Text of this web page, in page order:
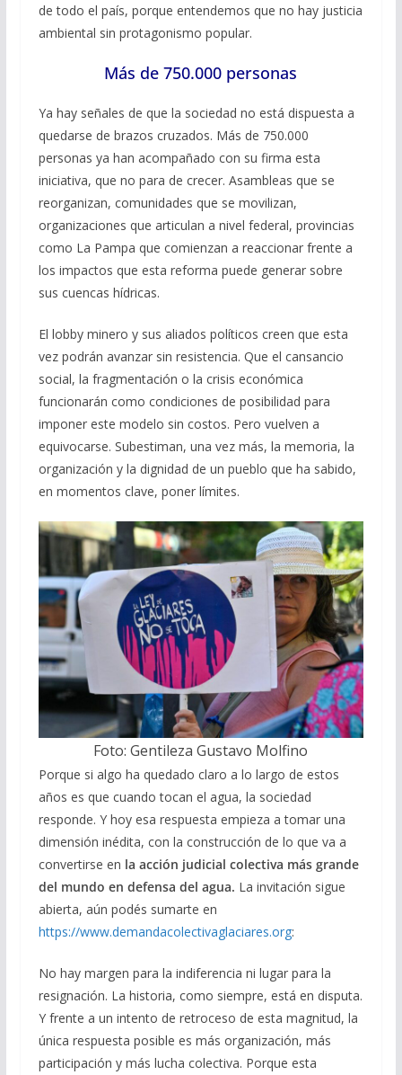
de todo el país, porque entendemos que no hay justicia
ambiental sin protagonismo popular.
Más de 750.000 personas
Ya hay señales de que la sociedad no está dispuesta a
quedarse de brazos cruzados. Más de 750.000
personas ya han acompañado con su firma esta
iniciativa, que no para de crecer. Asambleas que se
reorganizan, comunidades que se movilizan,
organizaciones que articulan a nivel federal, provincias
como La Pampa que comienzan a reaccionar frente a
los impactos que esta reforma puede generar sobre
sus cuencas hídricas.
El lobby minero y sus aliados políticos creen que esta
vez podrán avanzar sin resistencia. Que el cansancio
social, la fragmentación o la crisis económica
funcionarán como condiciones de posibilidad para
imponer este modelo sin costos. Pero vuelven a
equivocarse. Subestiman, una vez más, la memoria, la
organización y la dignidad de un pueblo que ha sabido,
en momentos clave, poner límites.
Foto: Gentileza Gustavo Molfino
Porque si algo ha quedado claro a lo largo de estos
años es que cuando tocan el agua, la sociedad
responde. Y hoy esa respuesta empieza a tomar una
dimensión inédita, con la construcción de lo que va a
convertirse en la acción judicial colectiva más grande
del mundo en defensa del agua. La invitación sigue
abierta, aún podés sumarte en
https://www.demandacolectivaglaciares.org:
No hay margen para la indiferencia ni lugar para la
resignación. La historia, como siempre, está en disputa.
Y frente a un intento de retroceso de esta magnitud, la
única respuesta posible es más organización, más
participación y más lucha colectiva. Porque esta